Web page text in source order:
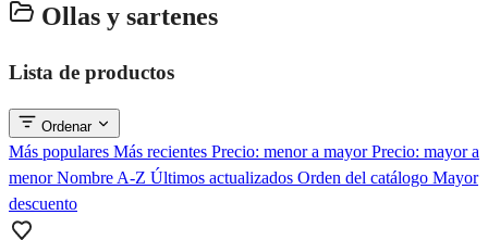
Ollas y sartenes
Lista de productos
Ordenar
Más populares Más recientes Precio: menor a mayorPrecio: mayor a
menorNombre A-Z Últimos actualizados Orden del catálogo Mayor
descuento